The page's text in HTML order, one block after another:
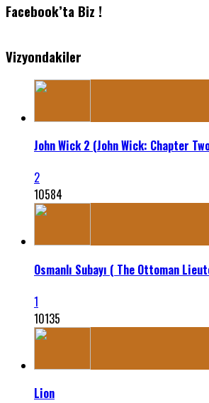
Facebook’ta Biz !
Vizyondakiler
John Wick 2 (John Wick: Chapter
2
10584
Osmanlı Subayı ( The Ottoman
1
10135
Lion